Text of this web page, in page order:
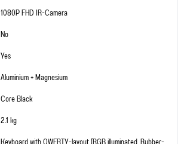
1080P FHD IR-Camera
No
Yes
Aluminium + Magnesium
Core Black
2.1 kg